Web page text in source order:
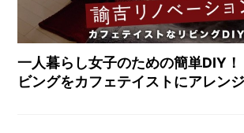
一人暮らし女子のための簡単DIY
ビングをカフェテイストにアレンジ